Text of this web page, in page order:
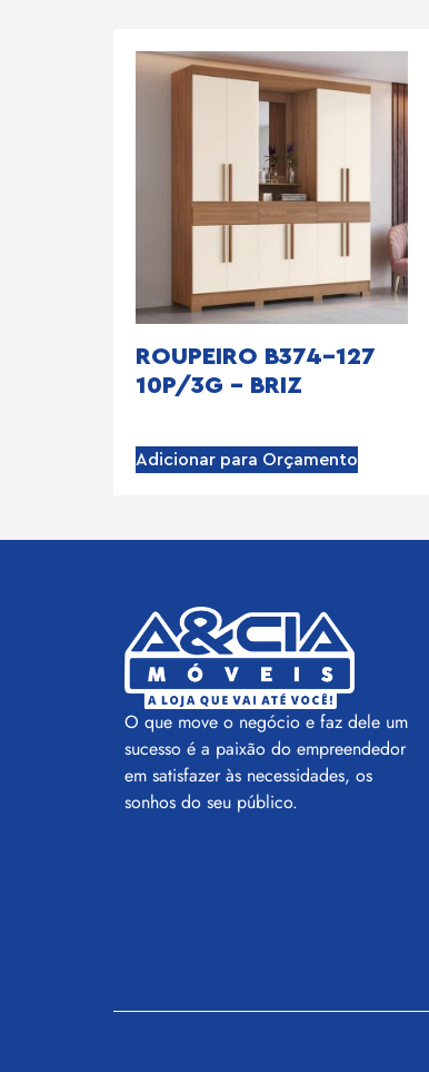
ROUPEIRO B374-127
10P/3G – BRIZ
Adicionar para Orçamento
O que move o negócio e faz dele um
sucesso é a paixão do empreendedor
em satisfazer às necessidades, os
sonhos do seu público.